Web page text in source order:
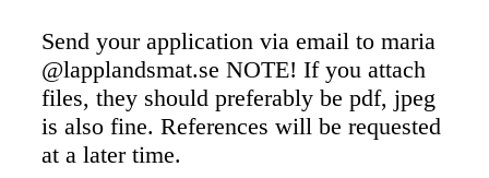
Send your application via email to maria
@lapplandsmat.se NOTE! If you attach
files, they should preferably be pdf, jpeg
is also fine. References will be requested
at a later time.